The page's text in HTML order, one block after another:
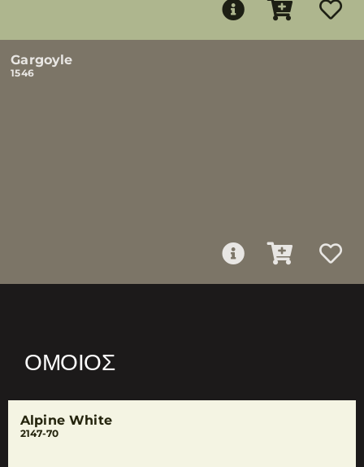
Gargoyle
1546
ΌΜΟΙΟΣ
Alpine White
2147-70